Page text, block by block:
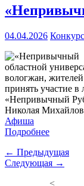
04.04.2026
областной
вологжан,
принять участие в
«Непривычный
Николая
Афиша
Подробнее
← Предыдущая
Следующая →
<